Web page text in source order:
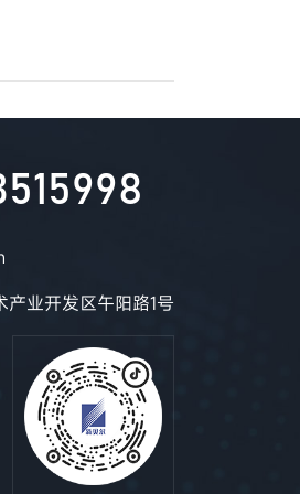
业开发区午阳路1号